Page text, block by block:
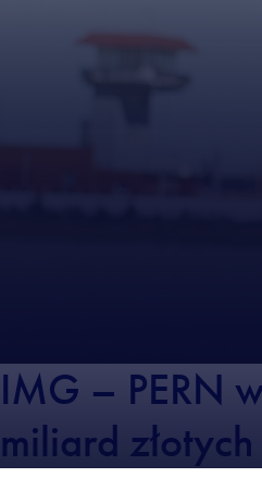
IMG – PERN
miliard złotych